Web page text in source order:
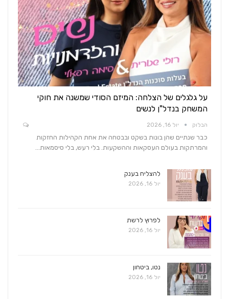
על גלגלים של הצלחה: המיזם הסודי שמשנה את חוקי
המשחק בנדל"ן לנשים
הבלוק יול 16, 2026
כבר שנתיים שהן בונות בשקט ובבטחה את אחת הקהילות החזקות
והמרתקות בעולם העסקאות וההשקעות. בלי רעש, בלי סיסמאות…
להצליח בענק
יול 16, 2026
לפרוץ לרשת
יול 16, 2026
נטו, ביטחון
יול 16, 2026